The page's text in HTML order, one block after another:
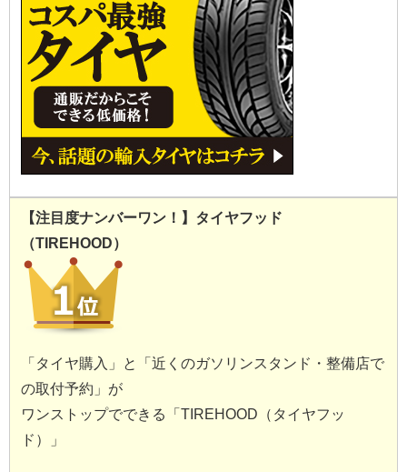
【注目度ナンバーワン！】タイヤフッド
（TIREHOOD）
「タイヤ購入」と「近くのガソリンスタンド・整備店で
の取付予約」が
ワンストップでできる「TIREHOOD（タイヤフッ
ド）」